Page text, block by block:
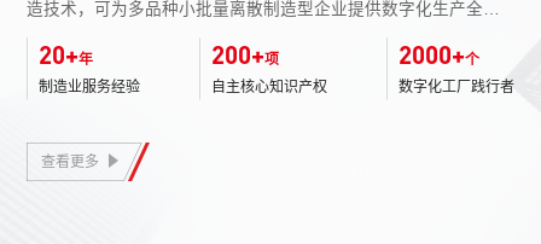
造技术，可为多品种小批量离散制造型企业提供数字化生产全场
景解决方案，主要涉及四大业务板块：数字化生产管理
（MES）、柔性制造自动化（FMS）、智能仓储物流（AS/RS）
及数字化供应链协同(SCM)，解决方案及服务已广泛应用于汽
20+年
制造业服务经验
200+项
自主核心知识产权
2000+个
数字化工厂践行者
查看更多